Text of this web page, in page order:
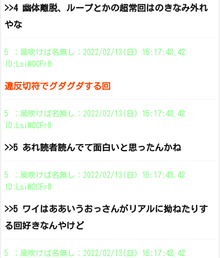
>>4 幽体離脱、ループとかの超常回はのきなみ外れ
やな
5 ：風吹けば名無し：2022/02/13(日) 15:17:43.42
ID:LsiWOCFr0
違反切符でグダグダする回
5 ：風吹けば名無し：2022/02/13(日) 15:17:43.42
ID:LsiWOCFr0
>>5 あれ読者読んでて面白いと思ったんかね
5 ：風吹けば名無し：2022/02/13(日) 15:17:43.42
ID:LsiWOCFr0
>>5 ワイはああいうおっさんがリアルに拗ねたりす
る回好きなんやけど
5 ：風吹けば名無し：2022/02/13(日) 15:17:43.42